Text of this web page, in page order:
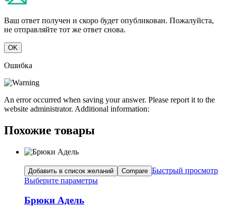
Ваш ответ получен и скоро будет опубликован. Пожалуйста,
не отправляйте тот же ответ снова.
OK
Ошибка
An error occurred when saving your answer. Please report it to the
website administrator. Additional information:
Похожие товары
Добавить в список желаний Compare Быстрый просмотр
Выберите параметры
Брюки Адель